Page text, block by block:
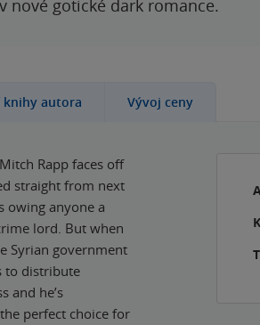
nové gotické dark romance.
knihy autora Vývoj ceny
Rapp faces off
straight from next
owing anyone a
lord. But when
Syrian government
to distribute
and he’s
perfect choice for